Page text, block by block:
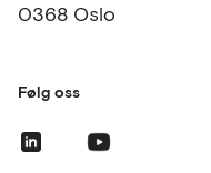
0368 Oslo
Følg oss